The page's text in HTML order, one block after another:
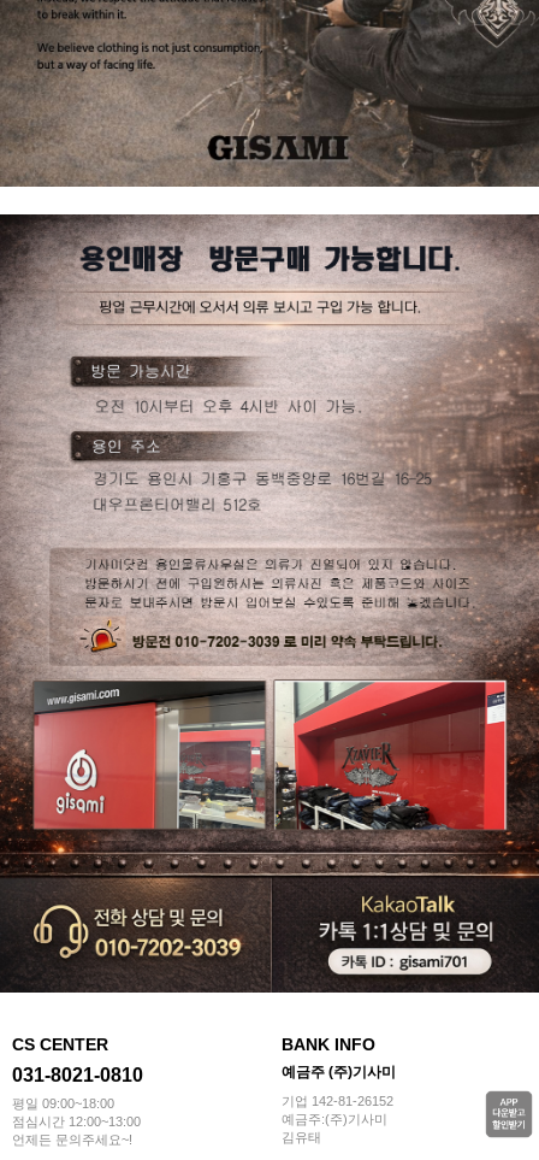
CS CENTER
031-8021-0810
평일 09:00~18:00
점심시간 12:00~13:00
언제든 문의주세요~!
BANK INFO
예금주 (주)기사미
기업 142-81-26152
예금주:(주)기사미
김유태